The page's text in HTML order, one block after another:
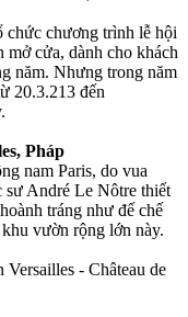
chức chương trình lễ hội
mở cửa, dành cho khách
năm. Nhưng trong năm
20.3.213 đến
Pháp
nam Paris, do vua
sư André Le Nôtre thiết
tráng như đế chế
vườn rộng lớn này.